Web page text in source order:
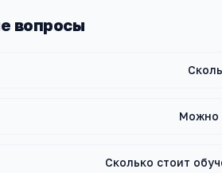
вопросы
Можно
Сколько стоит